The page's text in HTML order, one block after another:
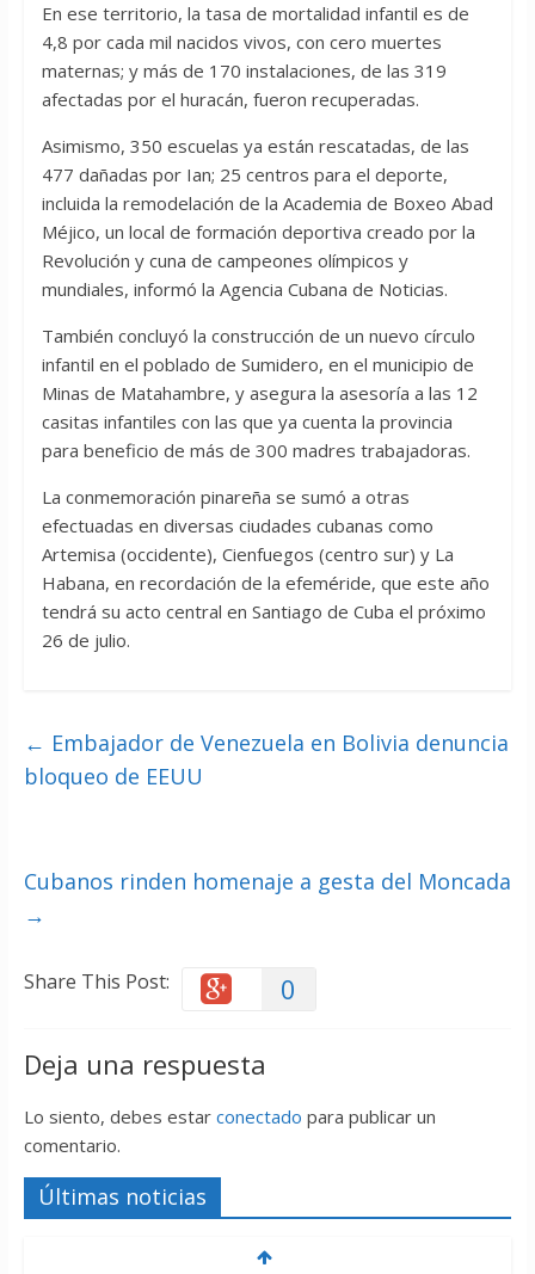
En ese territorio, la tasa de mortalidad infantil es de
4,8 por cada mil nacidos vivos, con cero muertes
maternas; y más de 170 instalaciones, de las 319
afectadas por el huracán, fueron recuperadas.
Asimismo, 350 escuelas ya están rescatadas, de las
477 dañadas por Ian; 25 centros para el deporte,
incluida la remodelación de la Academia de Boxeo Abad
Méjico, un local de formación deportiva creado por la
Revolución y cuna de campeones olímpicos y
mundiales, informó la Agencia Cubana de Noticias.
También concluyó la construcción de un nuevo círculo
infantil en el poblado de Sumidero, en el municipio de
Minas de Matahambre, y asegura la asesoría a las 12
casitas infantiles con las que ya cuenta la provincia
para beneficio de más de 300 madres trabajadoras.
La conmemoración pinareña se sumó a otras
efectuadas en diversas ciudades cubanas como
Artemisa (occidente), Cienfuegos (centro sur) y La
Habana, en recordación de la efeméride, que este año
tendrá su acto central en Santiago de Cuba el próximo
26 de julio.
← Embajador de Venezuela en Bolivia denuncia
bloqueo de EEUU
Cubanos rinden homenaje a gesta del Moncada
→
Share This Post: 0
Deja una respuesta
Lo siento, debes estar conectado para publicar un
comentario.
Últimas noticias